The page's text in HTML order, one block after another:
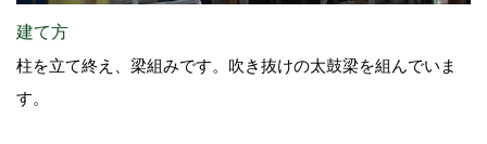
建て方
柱を立て終え、梁組みです。吹き抜けの太鼓梁を組んでいま
す。